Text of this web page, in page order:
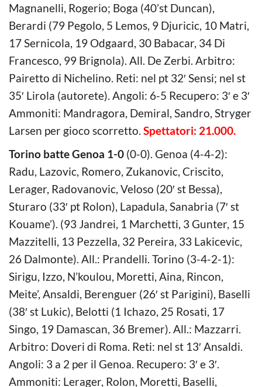
Magnanelli, Rogerio; Boga (40’st Duncan),
Berardi (79 Pegolo, 5 Lemos, 9 Djuricic, 10 Matri,
17 Sernicola, 19 Odgaard, 30 Babacar, 34 Di
Francesco, 99 Brignola). All. De Zerbi. Arbitro:
Pairetto di Nichelino. Reti: nel pt 32′ Sensi; nel st
35′ Lirola (autorete). Angoli: 6-5 Recupero: 3′ e 3′
Ammoniti: Mandragora, Demiral, Sandro, Stryger
Larsen per gioco scorretto. Spettatori: 21.000.
Torino batte Genoa 1-0 (0-0). Genoa (4-4-2):
Radu, Lazovic, Romero, Zukanovic, Criscito,
Lerager, Radovanovic, Veloso (20′ st Bessa),
Sturaro (33′ pt Rolon), Lapadula, Sanabria (7′ st
Kouame’). (93 Jandrei, 1 Marchetti, 3 Gunter, 15
Mazzitelli, 13 Pezzella, 32 Pereira, 33 Lakicevic,
26 Dalmonte). All.: Prandelli. Torino (3-4-2-1):
Sirigu, Izzo, N’koulou, Moretti, Aina, Rincon,
Meite’, Ansaldi, Berenguer (26′ st Parigini), Baselli
(38′ st Lukic), Belotti (1 Ichazo, 25 Rosati, 17
Singo, 19 Damascan, 36 Bremer). All.: Mazzarri.
Arbitro: Doveri di Roma. Reti: nel st 13′ Ansaldi.
Angoli: 3 a 2 per il Genoa. Recupero: 3′ e 3′.
Ammoniti: Lerager, Rolon, Moretti, Baselli,